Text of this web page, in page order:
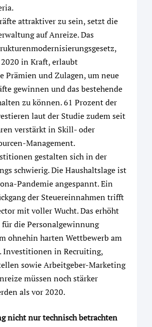
attraktiver zu sein, setzt die
auf Anreize. Das
in Kraft, erlaubt
Prämien und Zulagen, um neue
gewinnen und das bestehende
zu können. 61 Prozent der
laut der Studie zudem seit
verstärkt in Skill- oder
Management.
gestalten sich in der
schwierig. Die Haushaltslage ist
Pandemie angespannt. Ein
der Steuereinnahmen trifft
mit voller Wucht. Das erhöht
die Personalgewinnung
ohnehin harten Wettbewerb am
Investitionen in Recruiting,
sowie Arbeitgeber-Marketing
müssen noch stärker
als vor 2020.
nicht nur technisch betrachten